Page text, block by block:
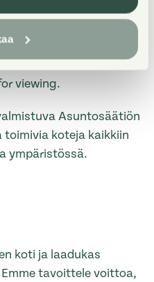
may not be fully
to view all
to site conditions,
on the second floor of
viewing.
Asuntosäätiön
toimivia koteja kaikkiin
ympäristössä.
koti ja laadukas
tavoittele voittoa,